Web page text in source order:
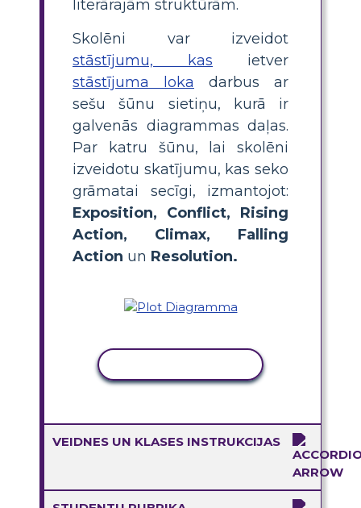
literārajām struktūrām.
Skolēni var izveidot
stāstījumu, kas ietver
stāstījuma loka darbus ar
sešu šūnu sietiņu, kurā ir
galvenās diagrammas daļas.
Par katru šūnu, lai skolēni
izveidotu skatījumu, kas seko
grāmatai secīgi, izmantojot:
Exposition, Conflict, Rising
Action, Climax, Falling
Action un Resolution.
VEIDNES UN KLASES INSTRUKCIJAS